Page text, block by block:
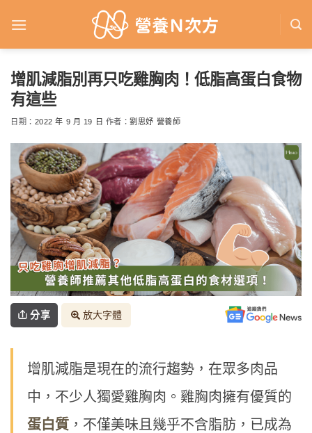
增肌減脂別再只吃雞胸肉！低脂高蛋白食物
有這些
日期： 2022 年 9 月 19 日 作者：劉思妤 營養師
分享 放大字體
增肌減脂是現在的流行趨勢，在眾多肉品
中，不少人獨愛雞胸肉。雞胸肉擁有優質的
蛋白質 ，不僅美味且幾乎不含脂肪，已成為